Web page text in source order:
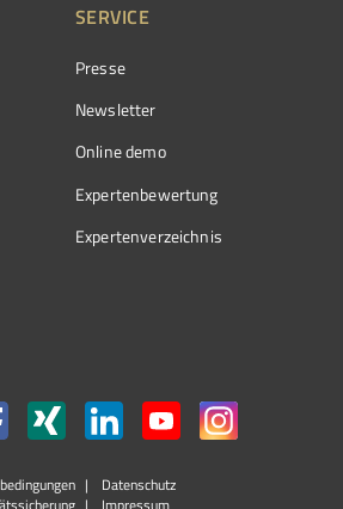
SERVICE
Presse
Newsletter
Online demo
Expertenbewertung
Expertenverzeichnis
Datenschutz